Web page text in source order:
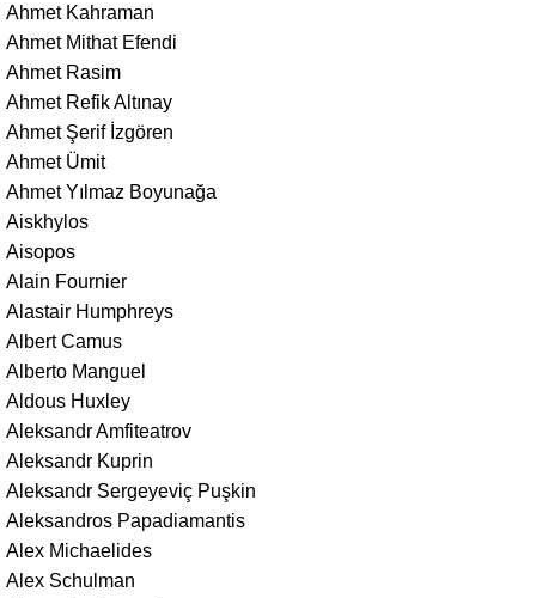
Ahmet Kahraman
Ahmet Mithat Efendi
Ahmet Rasim
Ahmet Refik Altınay
Ahmet Şerif İzgören
Ahmet Ümit
Ahmet Yılmaz Boyunağa
Aiskhylos
Aisopos
Alain Fournier
Alastair Humphreys
Albert Camus
Alberto Manguel
Aldous Huxley
Aleksandr Amfiteatrov
Aleksandr Kuprin
Aleksandr Sergeyeviç Puşkin
Aleksandros Papadiamantis
Alex Michaelides
Alex Schulman